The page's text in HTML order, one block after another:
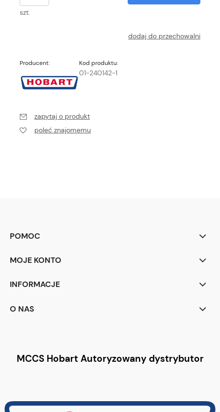
szt.
dodaj do przechowalni
Producent: Kod produktu:
01-240142-1
zapytaj o produkt
poleć znajomemu
POMOC
MOJE KONTO
INFORMACJE
O NAS
MCCS Hobart Autoryzowany dystrybutor